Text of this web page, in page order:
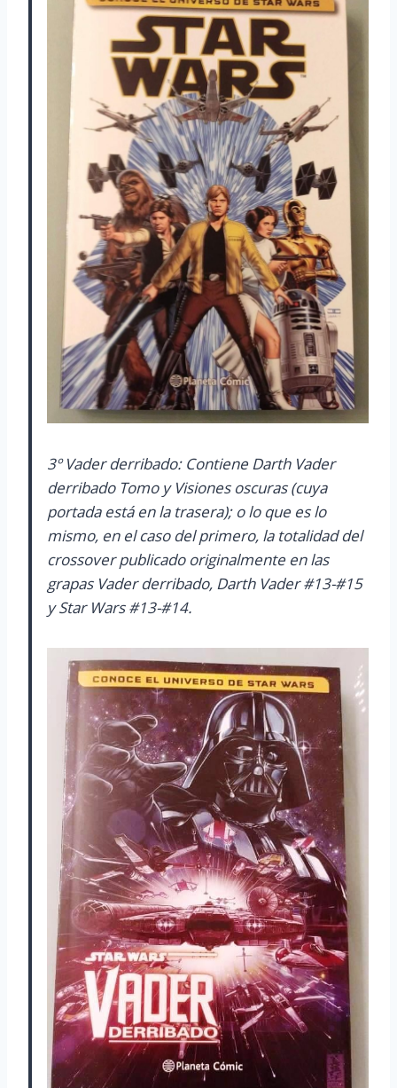
3º Vader derribado: Contiene Darth Vader
derribado Tomo y Visiones oscuras (cuya
portada está en la trasera); o lo que es lo
mismo, en el caso del primero, la totalidad del
crossover publicado originalmente en las
grapas Vader derribado, Darth Vader #13-#15
y Star Wars #13-#14.